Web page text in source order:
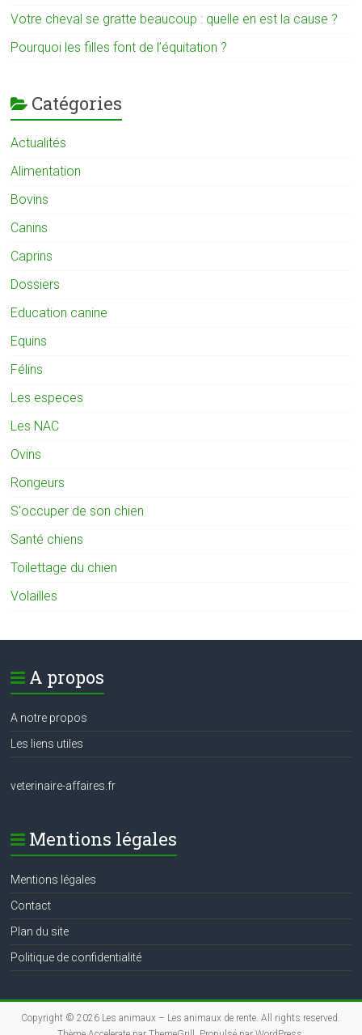
Votre cheval se gratte beaucoup : quelle en est la cause ?
Pourquoi les filles font de l’équitation ?
Catégories
Actualités
Alimentation
Bovins
Canins
Caprins
Dossiers
Education canine
Equins
Félins
Les especes
Les NAC
Ovins
Rongeurs
S'occuper de son chien
Santé chiens
Toilettage du chien
Volailles
A propos
A notre propos
Les liens utiles
veterinaire-affaires.fr
Mentions légales
Mentions légales
Contact
Plan du site
Politique de confidentialité
Copyright © 2026 Les animaux – Les animaux de rente. All rights reserved.